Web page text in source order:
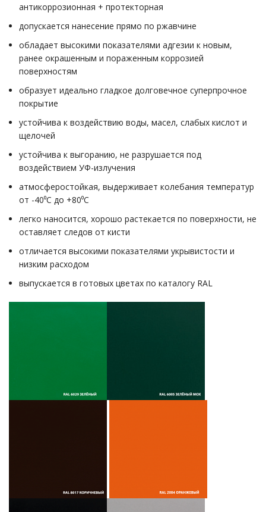
антикоррозионная + протекторная
допускается нанесение прямо по ржавчине
обладает высокими показателями адгезии к новым,
ранее окрашенным и пораженным коррозией
поверхностям
образует идеально гладкое долговечное суперпрочное
покрытие
устойчива к воздействию воды, масел, слабых кислот и
щелочей
устойчива к выгоранию, не разрушается под
воздействием УФ-излучения
атмосферостойкая, выдерживает колебания температур
от -40⁰C до +80⁰С
легко наносится, хорошо растекается по поверхности, не
оставляет следов от кисти
отличается высокими показателями укрывистости и
низким расходом
выпускается в готовых цветах по каталогу RAL